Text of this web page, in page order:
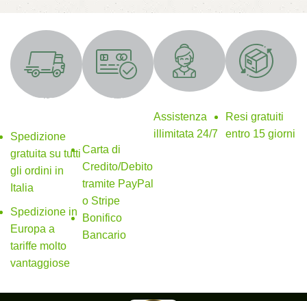
SPEDIZIONE
Spedizione
gratuita su tutti
gli ordini in
Italia
Spedizione in
Europa a
tariffe molto
vantaggiose
Metodi di
Carta di
Credito/Debito
tramite PayPal
o Stripe
Bonifico
Bancario
Supporto 24/7
Assistenza
illimitata 24/7
Resi gratuiti
Resi gratuiti
entro 15 giorni